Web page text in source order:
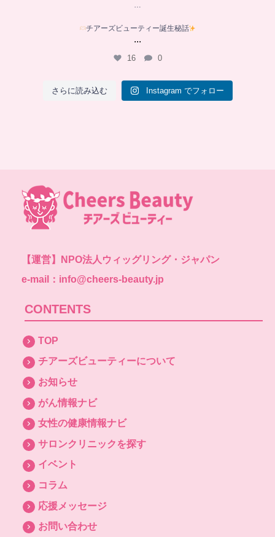
…
チアーズビューティー誕生秘話
...
16 0
さらに読み込む Instagram でフォロー
【運営】
NPO法人ウィッグリング・ジャパン
e-mail：info@cheers-beauty.jp
CONTENTS
TOP
チアーズビューティーについて
お知らせ
がん情報ナビ
女性の健康情報ナビ
サロンクリニックを探す
イベント
コラム
応援メッセージ
お問い合わせ